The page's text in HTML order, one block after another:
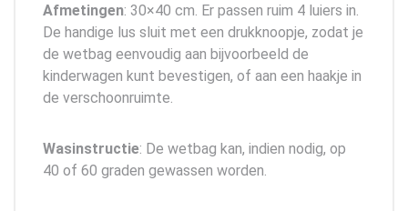
Afmetingen: 30×40 cm. Er passen ruim 4 luiers in.
De handige lus sluit met een drukknoopje, zodat je
de wetbag eenvoudig aan bijvoorbeeld de
kinderwagen kunt bevestigen, of aan een haakje in
de verschoonruimte.
Wasinstructie: De wetbag kan, indien nodig, op
40 of 60 graden gewassen worden.